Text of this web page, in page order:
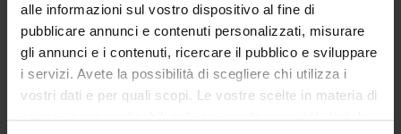
alle informazioni sul vostro dispositivo al fine di
pubblicare annunci e contenuti personalizzati, misurare
gli annunci e i contenuti, ricercare il pubblico e sviluppare
i servizi. Avete la possibilità di scegliere chi utilizza i
vostri dati e per quali scopi. Le vostre scelte in materia di
privacy sono applicabili solo su questa proprietà digitale
SECTIONS
Section of Psychiatry and Clinical Psychology